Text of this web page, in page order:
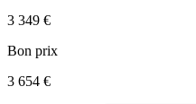
3 349 €
Bon prix
3 654 €